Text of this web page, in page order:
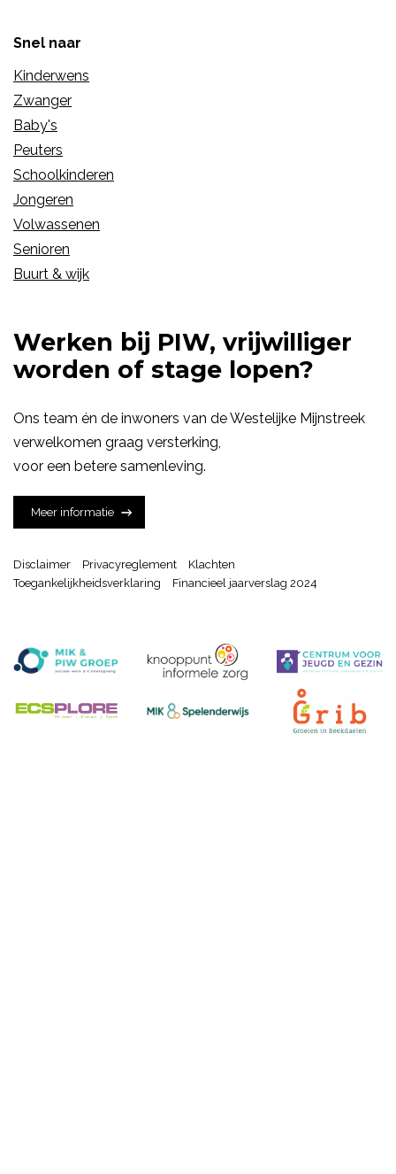
Snel naar
Kinderwens
Zwanger
Baby's
Peuters
Schoolkinderen
Jongeren
Volwassenen
Senioren
Buurt & wijk
Werken bij PIW, vrijwilliger
worden of stage lopen?
Ons team én de inwoners van de Westelijke Mijnstreek
verwelkomen graag versterking,
voor een betere samenleving.
Meer informatie
Disclaimer Privacyreglement
Klachten
Toegankelijkheidsverklaring
Financieel jaarverslag 2024